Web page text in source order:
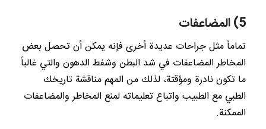
5) المضاعفات
تماماً مثل جراحات عديدة أخرى فإنه يمكن أن تحصل بعض
المخاطر المضاعفات في شد البطن وشفط الدهون والتي غالباً
ما تكون نادرة ومؤقتة، لذلك من المهم مناقشة تاريخك
الطبي مع الطبيب واتباع تعليماته لمنع المخاطر والمضاعفات
الممكنة.